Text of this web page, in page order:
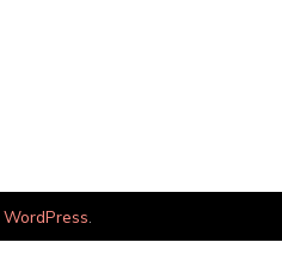
WordPress